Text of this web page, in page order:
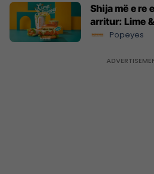
Shija më e re
arritur: Lime
Popeyes